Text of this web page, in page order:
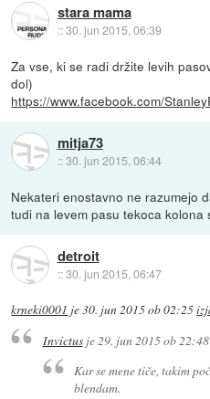
stara mama
::30. jun 2015, 06:39
Za vse, ki se radi držite levih
dol)
https://www.facebook.com/
mitja73
::30. jun 2015, 06:44
Nekateri enostavno ne razumejo
tudi na levem pasu tekoca kolona
detroit
::30. jun 2015, 06:47
krneki0001 je30. jun 2015 ob 02:25
Invictusje29. jun 2015 ob 22:48
Kar se mene tiče, takim
blendam.